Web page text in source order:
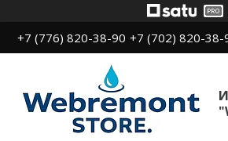
+7 (776) 820-38-90 +7 (702) 820-38-